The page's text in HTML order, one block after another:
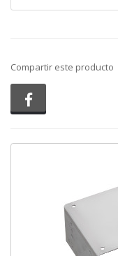
Compartir este producto